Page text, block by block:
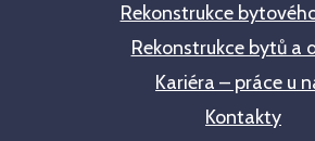
Rekonstrukce
Rekonstrukce bytů a
Kariéra – práce u
Kontakty